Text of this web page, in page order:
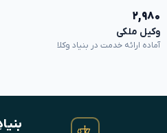
۲,۹۸۰
وکیل ملکی
آماده ارائه خدمت در بنیاد وکلا